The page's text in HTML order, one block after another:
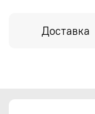
Доставка